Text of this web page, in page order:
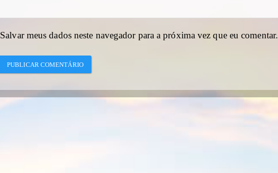
Salvar meus dados neste navegador para a próxima vez que eu comentar.